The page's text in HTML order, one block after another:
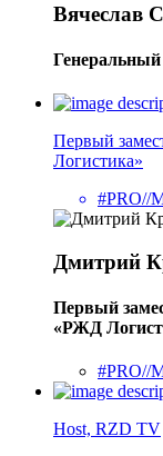
Вячеслав
Первый
Логистика»
#PRO//
Дмитрий
Первый
«РЖД
#PRO//
Host, RZD TV